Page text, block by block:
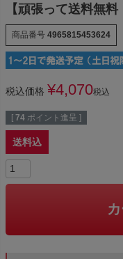
【頑張って送料無料
商品番号 4965815453624
税込価格 ¥4,070税込
[ 74 ポイント進呈 ]
送料込